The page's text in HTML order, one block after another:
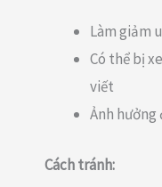
Làm giảm
Có thể bị
viết
Ảnh
Cách tránh: